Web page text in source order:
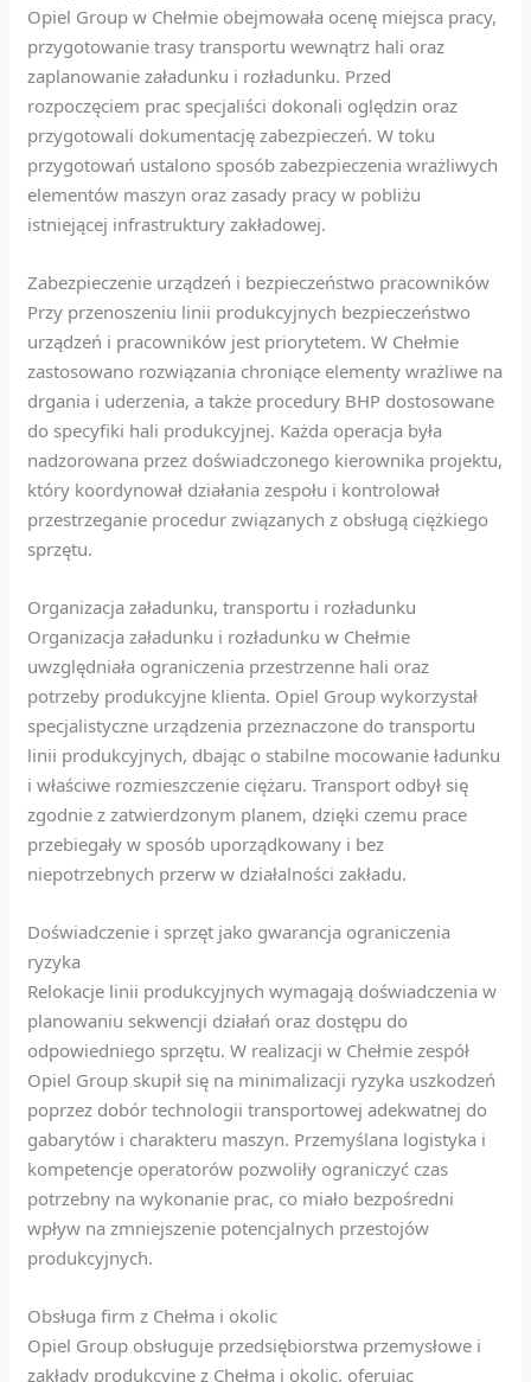
Opiel Group w Chełmie obejmowała ocenę miejsca pracy,
przygotowanie trasy transportu wewnątrz hali oraz
zaplanowanie załadunku i rozładunku. Przed
rozpoczęciem prac specjaliści dokonali oględzin oraz
przygotowali dokumentację zabezpieczeń. W toku
przygotowań ustalono sposób zabezpieczenia wrażliwych
elementów maszyn oraz zasady pracy w pobliżu
istniejącej infrastruktury zakładowej.
Zabezpieczenie urządzeń i bezpieczeństwo pracowników
Przy przenoszeniu linii produkcyjnych bezpieczeństwo
urządzeń i pracowników jest priorytetem. W Chełmie
zastosowano rozwiązania chroniące elementy wrażliwe na
drgania i uderzenia, a także procedury BHP dostosowane
do specyfiki hali produkcyjnej. Każda operacja była
nadzorowana przez doświadczonego kierownika projektu,
który koordynował działania zespołu i kontrolował
przestrzeganie procedur związanych z obsługą ciężkiego
sprzętu.
Organizacja załadunku, transportu i rozładunku
Organizacja załadunku i rozładunku w Chełmie
uwzględniała ograniczenia przestrzenne hali oraz
potrzeby produkcyjne klienta. Opiel Group wykorzystał
specjalistyczne urządzenia przeznaczone do transportu
linii produkcyjnych, dbając o stabilne mocowanie ładunku
i właściwe rozmieszczenie ciężaru. Transport odbył się
zgodnie z zatwierdzonym planem, dzięki czemu prace
przebiegały w sposób uporządkowany i bez
niepotrzebnych przerw w działalności zakładu.
Doświadczenie i sprzęt jako gwarancja ograniczenia
ryzyka
Relokacje linii produkcyjnych wymagają doświadczenia w
planowaniu sekwencji działań oraz dostępu do
odpowiedniego sprzętu. W realizacji w Chełmie zespół
Opiel Group skupił się na minimalizacji ryzyka uszkodzeń
poprzez dobór technologii transportowej adekwatnej do
gabarytów i charakteru maszyn. Przemyślana logistyka i
kompetencje operatorów pozwoliły ograniczyć czas
potrzebny na wykonanie prac, co miało bezpośredni
wpływ na zmniejszenie potencjalnych przestojów
produkcyjnych.
Obsługa firm z Chełma i okolic
Opiel Group obsługuje przedsiębiorstwa przemysłowe i
zakłady produkcyjne z Chełma i okolic, oferując